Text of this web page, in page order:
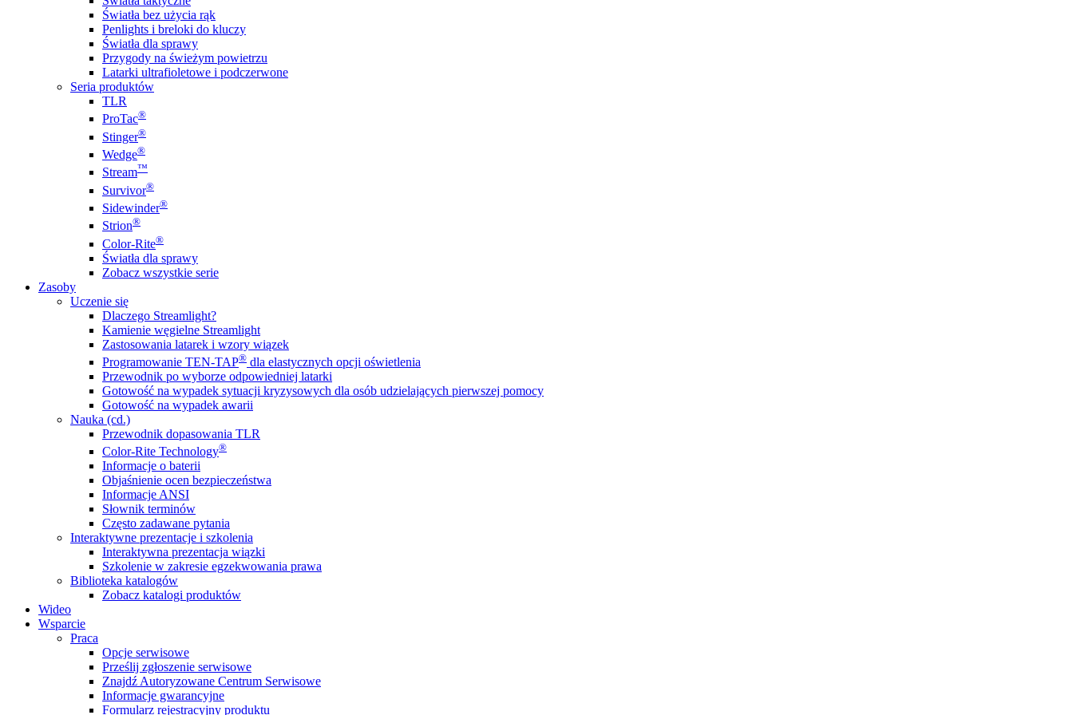
Światła bez użycia rąk
Penlights i breloki do kluczy
Światła dla sprawy
Przygody na świeżym powietrzu
Latarki ultrafioletowe i podczerwone
Seria produktów
TLR
ProTac®
Stinger®
Wedge®
Stream™
Survivor®
Sidewinder®
Strion®
Color-Rite®
Światła dla sprawy
Zobacz wszystkie serie
Zasoby
Uczenie się
Dlaczego Streamlight?
Kamienie węgielne Streamlight
Zastosowania latarek i wzory wiązek
Programowanie TEN-TAP® dla elastycznych opcji oświetlenia
Przewodnik po wyborze odpowiedniej latarki
Gotowość na wypadek sytuacji kryzysowych dla osób udzielających pierwszej pomocy
Gotowość na wypadek awarii
Nauka (cd.)
Przewodnik dopasowania TLR
Color-Rite Technology®
Informacje o baterii
Objaśnienie ocen bezpieczeństwa
Informacje ANSI
Słownik terminów
Często zadawane pytania
Interaktywne prezentacje i szkolenia
Interaktywna prezentacja wiązki
Szkolenie w zakresie egzekwowania prawa
Biblioteka katalogów
Zobacz katalogi produktów
Wideo
Wsparcie
Praca
Opcje serwisowe
Prześlij zgłoszenie serwisowe
Znajdź Autoryzowane Centrum Serwisowe
Informacje gwarancyjne
Formularz rejestracyjny produktu